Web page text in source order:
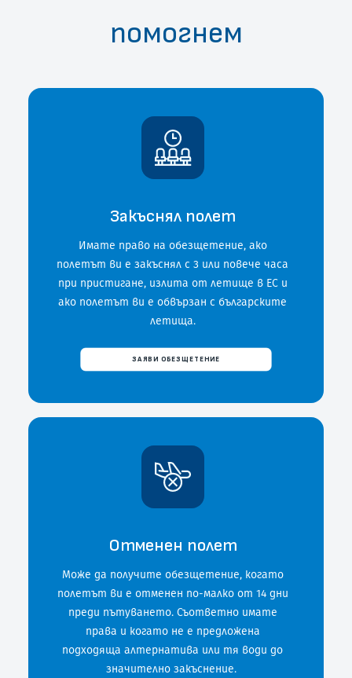
помогнем
Закъснял полет
Имате право на обезщетение, ако
полетът ви е закъснял с 3 или повече часа
при пристигане, излита от летище в ЕС и
ако полетът ви е обвързан с българските
летища.
ЗАЯВИ ОБЕЗЩЕТЕНИЕ
Отменен полет
Може да получите обезщетение, когато
полетът ви е отменен по-малко от 14 дни
преди пътуването. Съответно имате
права и когато не е предложена
подходяща алтернатива или тя води до
значително закъснение.